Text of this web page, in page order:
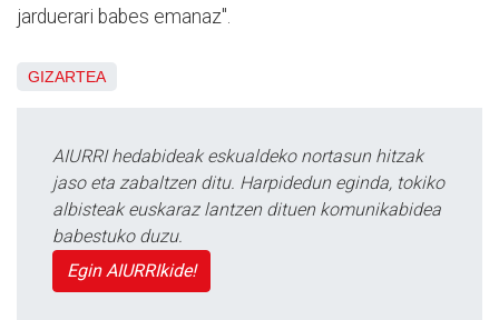
jarduerari babes emanaz".
GIZARTEA
AIURRI hedabideak eskualdeko nortasun hitzak
jaso eta zabaltzen ditu. Harpidedun eginda, tokiko
albisteak euskaraz lantzen dituen komunikabidea
babestuko duzu.
Egin AIURRIkide!